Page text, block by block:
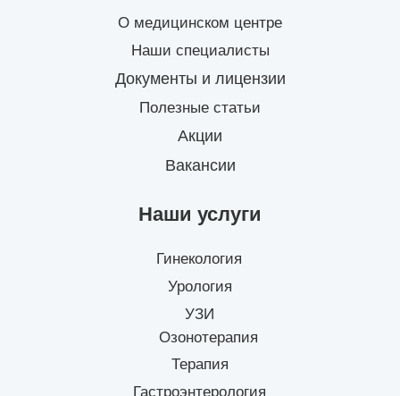
Вакансии
О медицинском центре
Документы и лицензии
Наши специалисты
Полезные статьи
Акции
Гинекология
Урология
Наши услуги
УЗИ
Терапия
Гастроэнтерология
Озонотерапия